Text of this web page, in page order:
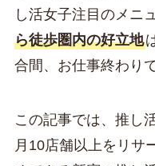
し活女子注目のメニ
ら徒歩圏内の好立地
合間、お仕事終わり
この記事では、推し
月10店舗以上をリサ